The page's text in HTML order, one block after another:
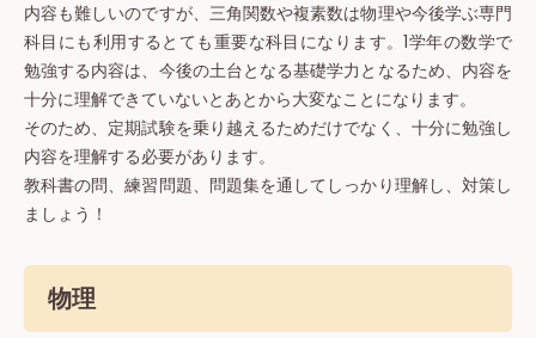
内容も難しいのですが、三角関数や複素数は物理や今後学ぶ専門
科目にも利用するとても重要な科目になります。1学年の数学で
勉強する内容は、今後の土台となる基礎学力となるため、内容を
十分に理解できていないとあとから大変なことになります。
そのため、定期試験を乗り越えるためだけでなく、十分に勉強し
内容を理解する必要があります。
教科書の問、練習問題、問題集を通してしっかり理解し、対策し
ましょう！
物理